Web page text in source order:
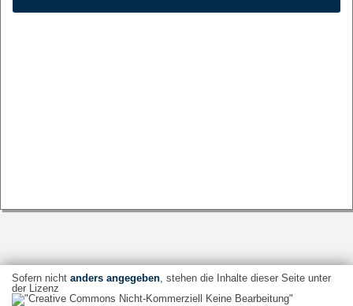
Sofern nicht anders angegeben, stehen die Inhalte dieser Seite unter
der Lizenz